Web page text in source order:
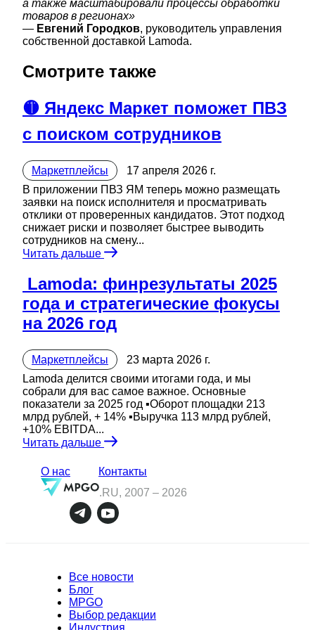
а также масштабировали процессы обработки
товаров в регионах»
— Евгений Городков, руководитель управления
собственной доставкой Lamoda.
Смотрите также
🟡 Яндекс Маркет поможет ПВЗ
с поиском сотрудников
Маркетплейсы
17 апреля 2026 г.
В приложении ПВЗ ЯМ теперь можно размещать
заявки на поиск исполнителя и просматривать
отклики от проверенных кандидатов. Этот подход
снижает риски и позволяет быстрее выводить
сотрудников на смену...
Читать дальше
️ Lamoda: финрезультаты 2025
года и стратегические фокусы
на 2026 год
Маркетплейсы
23 марта 2026 г.
Lamoda делится своими итогами года, и мы
собрали для вас самое важное. Основные
показатели за 2025 год ▪️Оборот площадки 213
млрд рублей, + 14% ▪️Выручка 113 млрд рублей,
+10% EBITDA...
Читать дальше
О нас
Контакты
.RU, 2007 – 2026
Все новости
Блог
MPGO
Выбор редакции
Индустрия